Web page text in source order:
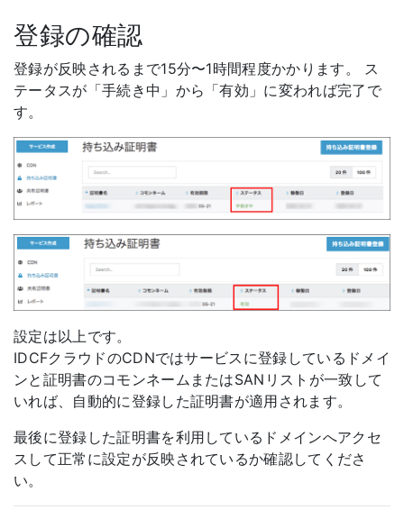
登録の確認
登録が反映されるまで15分〜1時間程度かかります。 ス
テータスが「手続き中」から「有効」に変われば完了で
す。
設定は以上です。
IDCFクラウドのCDNではサービスに登録しているドメイ
ンと証明書のコモンネームまたはSANリストが一致して
いれば、自動的に登録した証明書が適用されます。
最後に登録した証明書を利用しているドメインへアクセ
スして正常に設定が反映されているか確認してくださ
い。